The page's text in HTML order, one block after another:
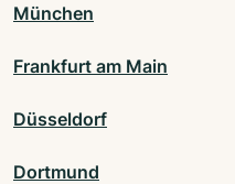
München
Frankfurt am Main
Düsseldorf
Dortmund